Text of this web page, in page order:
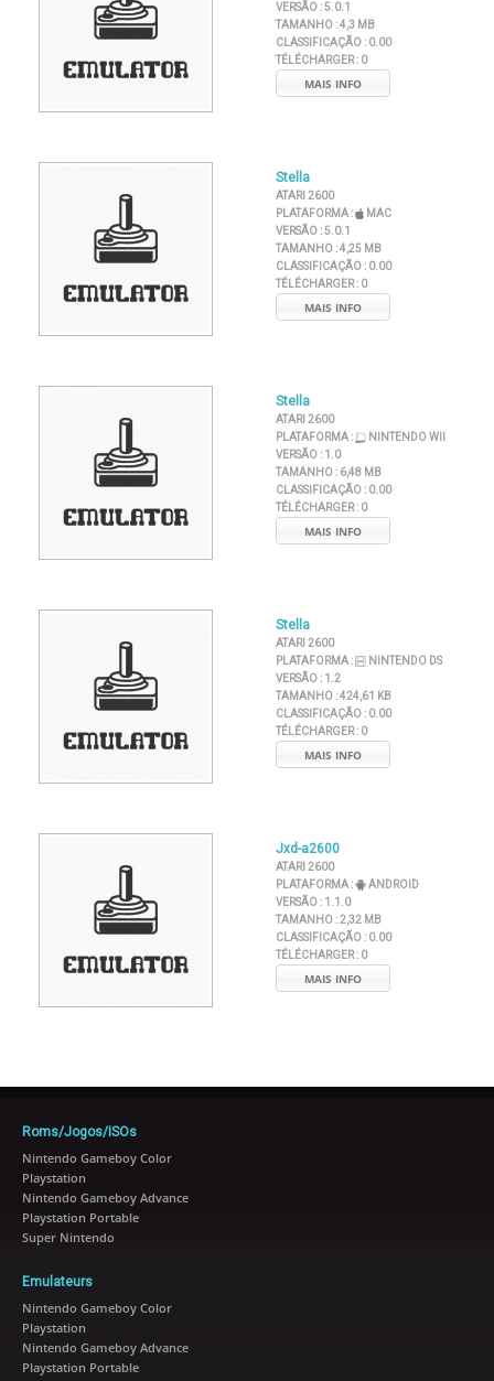
VERSÃO :5.0.1
TAMANHO :4,3 MB
CLASSIFICAÇÃO : 0.00
TÉLÉCHARGER : 0
MAIS INFO
Stella
ATARI 2600
PLATAFORMA :
MAC
VERSÃO :5.0.1
TAMANHO :4,25 MB
CLASSIFICAÇÃO : 0.00
TÉLÉCHARGER : 0
MAIS INFO
Stella
ATARI 2600
PLATAFORMA :
NINTENDO WII
VERSÃO : 1.0
TAMANHO : 6,48 MB
CLASSIFICAÇÃO : 0.00
TÉLÉCHARGER : 0
MAIS INFO
Stella
ATARI 2600
PLATAFORMA :
NINTENDO DS
VERSÃO : 1.2
TAMANHO :424,61 KB
CLASSIFICAÇÃO : 0.00
TÉLÉCHARGER : 0
MAIS INFO
Jxd-a2600
ATARI 2600
PLATAFORMA :
ANDROID
VERSÃO : 1.1.0
TAMANHO :2,32 MB
CLASSIFICAÇÃO : 0.00
TÉLÉCHARGER : 0
MAIS INFO
Roms/Jogos/ISOs
Nintendo Gameboy Color
Playstation
Nintendo Gameboy Advance
Playstation Portable
Super Nintendo
Emulateurs
Nintendo Gameboy Color
Playstation
Nintendo Gameboy Advance
Playstation Portable